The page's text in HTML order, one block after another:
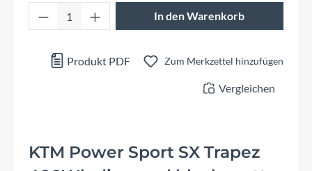
Produkt Anzahl: Gib den gewünschten
In den Warenkorb
Produkt PDF Zum Merkzettel hinzufügen
Vergleichen
KTM Power Sport SX Trapez